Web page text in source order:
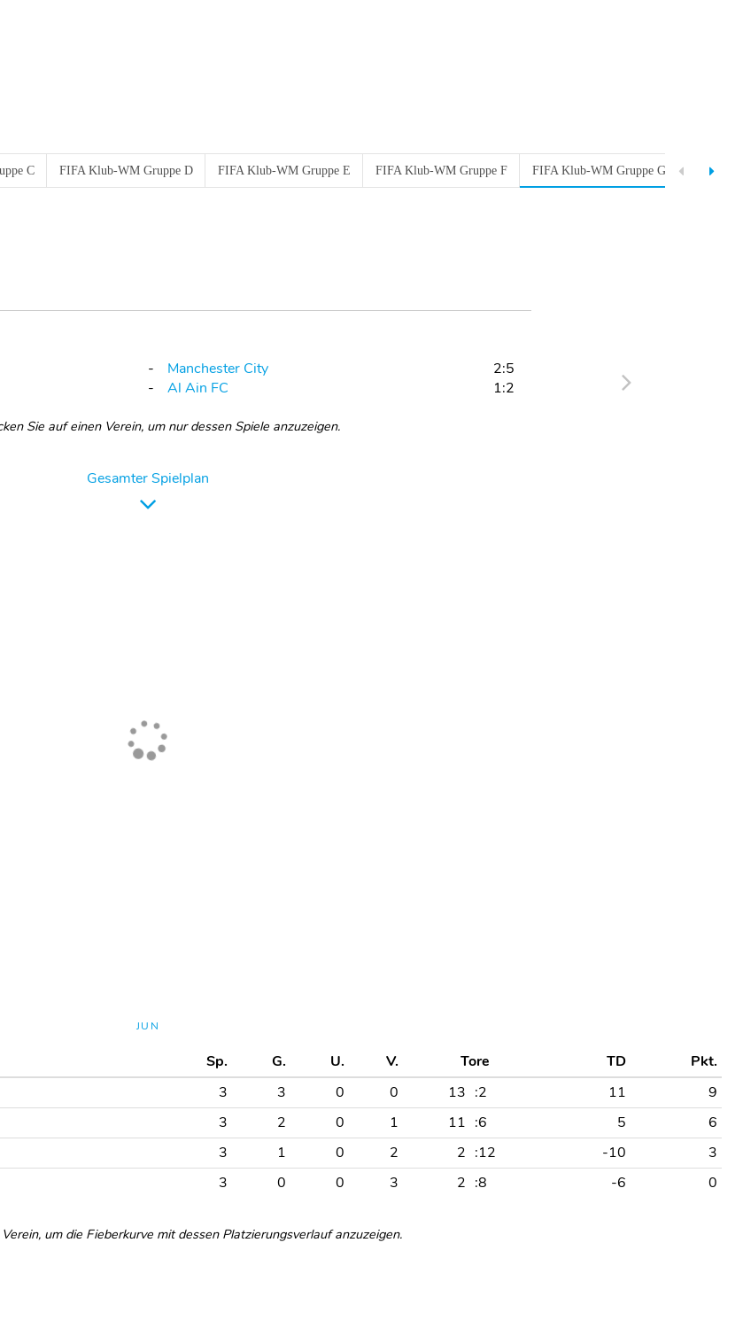
C FIFA Klub-WM Gruppe D FIFA Klub-WM Gruppe E FIFA Klub-WM Gruppe F FIFA Klub-WM Gruppe G FIFA
Manchester City
2:5
Al Ain FC 1:2
Sie auf einen Verein, um nur dessen Spiele anzuzeigen.
Gesamter Spielplan
JUN
Sp. G. U. V. Tore TD
Pkt.
3 3 0 0 13 :2 11
9
3 2 0 1 11 :6 5
6
3 1 0 2 2 :12 -10
3
3 0 0 3 2 :8 -6 0
um die Fieberkurve mit dessen Platzierungsverlauf anzuzeigen.